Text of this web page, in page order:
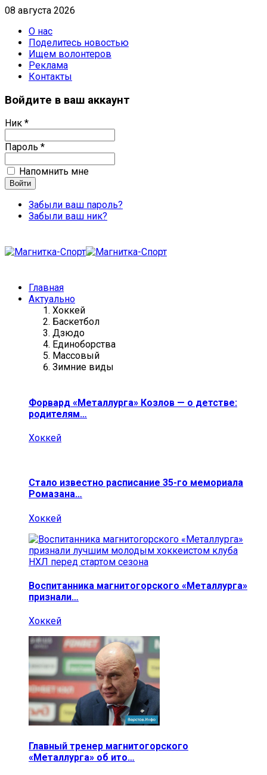
08 августа 2026
О нас
Поделитесь новостью
Ищем волонтеров
Реклама
Контакты
Войдите в ваш аккаунт
Ник *
Пароль *
Напомнить мне
Забыли ваш пароль?
Забыли ваш ник?
Главная
Актуально
Хоккей
Баскетбол
Дзюдо
Единоборства
Массовый
Зимние виды
Форвард «Металлурга» Козлов — о детстве:
родителям…
Хоккей
Стало известно расписание 35-го мемориала
Ромазана…
Хоккей
Воспитанника магнитогорского «Металлурга»
признали…
Хоккей
Главный тренер магнитогорского
«Металлурга» об ито…